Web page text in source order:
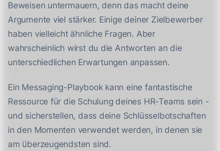
Beweisen untermauern, denn das macht deine
Argumente viel stärker. Einige deiner Zielbewerber
haben vielleicht ähnliche Fragen. Aber
wahrscheinlich wirst du die Antworten an die
unterschiedlichen Erwartungen anpassen.
Ein Messaging-Playbook kann eine fantastische
Ressource für die Schulung deines HR-Teams sein -
und sicherstellen, dass deine Schlüsselbotschaften
in den Momenten verwendet werden, in denen sie
am überzeugendsten sind.